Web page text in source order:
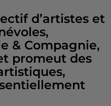
d’artistes et
& Compagnie,
promeut des